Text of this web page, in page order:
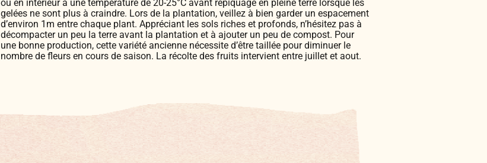
ou en intérieur à une température de 20-25°C avant repiquage en pleine terre lorsque les
gelées ne sont plus à craindre. Lors de la plantation, veillez à bien garder un espacement
d’environ 1m entre chaque plant. Appréciant les sols riches et profonds, n’hésitez pas à
décompacter un peu la terre avant la plantation et à ajouter un peu de compost. Pour
une bonne production, cette variété ancienne nécessite d’être taillée pour diminuer le
nombre de fleurs en cours de saison. La récolte des fruits intervient entre juillet et aout.